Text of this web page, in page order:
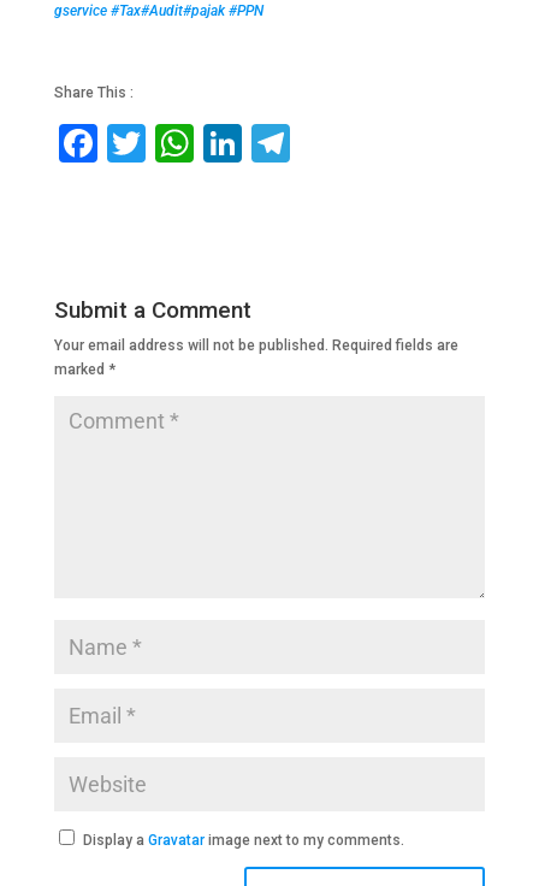
gservice #Tax#Audit#pajak #PPN
Share This :
F
b
o
o
k
T W
A
p
Li
dI
n
T
m
Submit a Comment
Your email address will not be published. Required fields are
marked *
Display a Gravatarimage next to my comments.